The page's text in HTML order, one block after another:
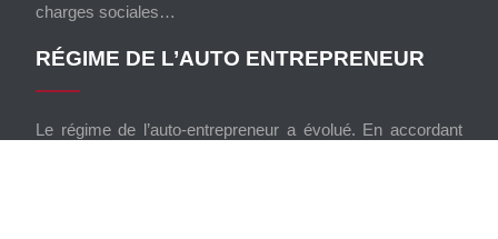
charges sociales…
RÉGIME DE L’AUTO ENTREPRENEUR
Le régime de l’auto-entrepreneur a évolué. En accordant